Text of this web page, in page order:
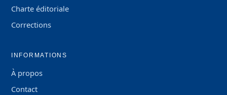
Charte éditoriale
Corrections
INFORMATIONS
À propos
Contact